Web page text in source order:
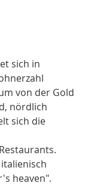
sich in
von der Gold
nördlich
sich die
heaven".